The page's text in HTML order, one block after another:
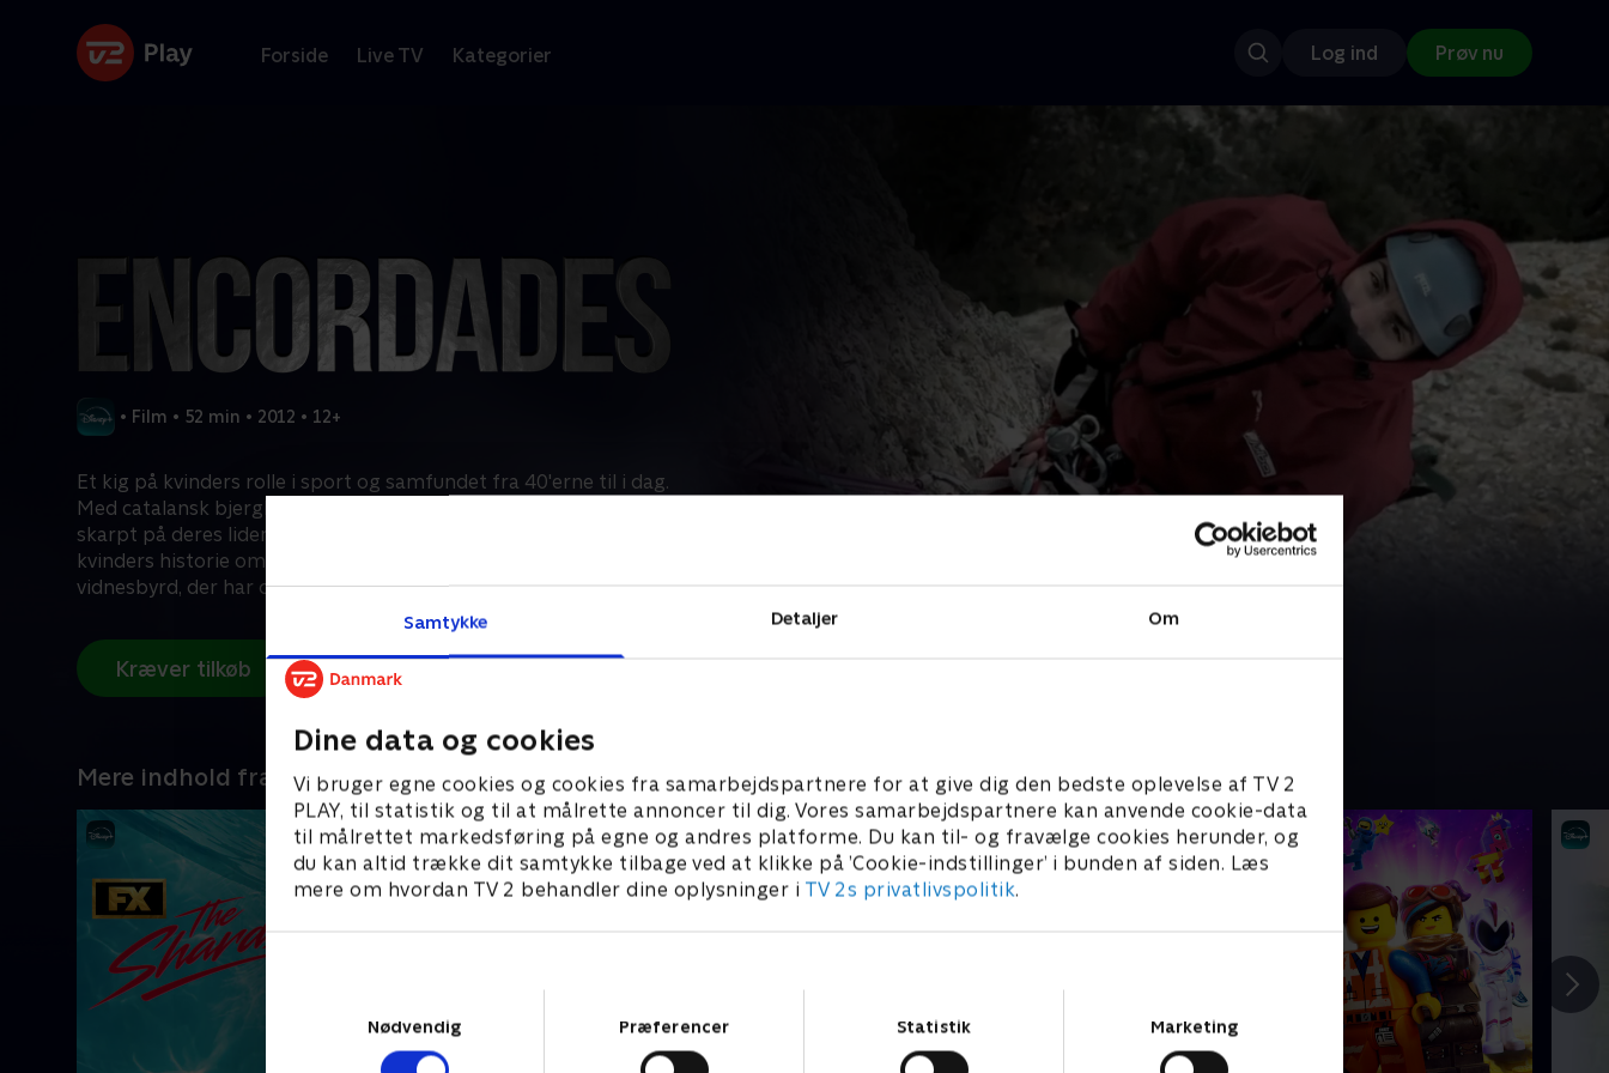
Samtykke Detaljer Om
Dine data og cookies
Vi bruger egne cookies og cookies fra samarbejdspartnere for at give dig den bedste oplevelse af TV 2
PLAY, til statistik og til at målrette annoncer til dig. Vores samarbejdspartnere kan anvende cookie-data
til målrettet markedsføring på egne og andres platforme. Du kan til- og fravælge cookies herunder, og
du kan altid trække dit samtykke tilbage ved at klikke på ’Cookie-indstillinger’ i bunden af siden. Læs
mere om hvordan TV 2 behandler dine oplysninger i TV 2s privatlivspolitik.
Nødvendig
Præferencer Statistik Marketing
Forside Live TV Kategorier Log ind Prøv nu
• Film • 52 min • 2012 • 12+
Et kig på kvinders rolle i sport og samfundet fra 40'erne til i dag.
Med catalansk bjergbestigning fra forskellige tider stiller vi
skarpt på deres lidenskab for bjergene. En rejse gennem
kvinders historie om bjergbestigning og klatring i Spanien med
vidnesbyrd, der har overvundet barrierer og stereotyper.
Kræver tilkøb
Mere indhold fra Disney+